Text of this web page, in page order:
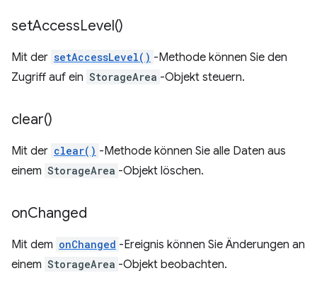
setAccessLevel()
Mit der setAccessLevel() -Methode können Sie den
Zugriff auf ein StorageArea -Objekt steuern.
clear()
Mit der clear() -Methode können Sie alle Daten aus
einem StorageArea -Objekt löschen.
onChanged
Mit dem onChanged -Ereignis können Sie Änderungen an
einem StorageArea -Objekt beobachten.